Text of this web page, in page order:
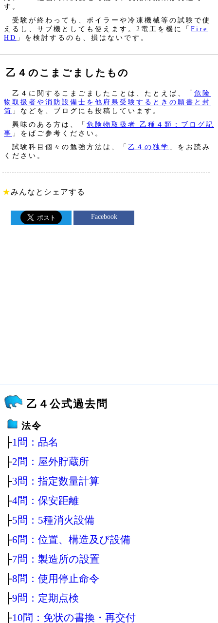
す。
受験が終わっても、ボイラーや冷凍機械等の試験で使
えるし、サブ機としても使えます。2電工を機に「 Fire
HD 」を検討するのも、損はないです。
乙４のこまごましたもの
乙４に関するこまごましたことは、たとえば、「 危険
物取扱者や消防設備士を他府県受験するときの願書と封
筒 」などを、ブログにも投稿しています。
興味のある方は、「 危険物取扱者 乙種４類：ブログ記
事 」をばご参考ください。
試験科目個々の勉強方法は、「 乙４の独学 」をお読み
ください。
★みんなとシェアする
Facebook
乙４公式過去問
法令
├1問：品名
├2問：屋外貯蔵所
├3問：指定数量計算
├4問：保安距離
├5問：5種消火設備
├6問：位置、構造及び設備
├7問：製造所の設置
├8問：使用停止命令
├9問：定期点検
├10問：免状の書換・再交付